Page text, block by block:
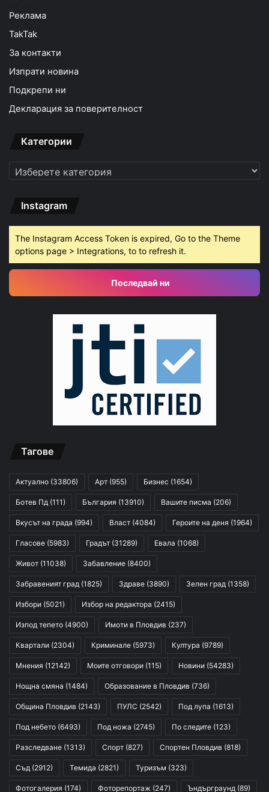
Реклама
TakTak
За контакти
Изпрати новина
Подкрепи ни
Декларация за поверителност
Категории
Категории
Instagram
The Instagram Access Token is expired, Go to the Theme
options page > Integrations, to to refresh it.
Последвай ни
Тагове
Актуално (33806) Арт (955) Бизнес (1654)
Ботев Пд (111) България (13910) Вашите писма (206)
Вкусът на града (994) Власт (4084) Героите на деня (1964)
Гласове (5983) Градът (31289) Евала (1068)
Живот (11038) Забавление (8400)
Забравеният град (1825) Здраве (3890) Зелен град (1358)
Избори (5021) Избор на редактора (2415)
Изпод тепето (4900) Имоти в Пловдив (237)
Квартали (2304) Криминале (5973) Култура (9789)
Мнения (12142) Моите отговори (115) Новини (54283)
Нощна смяна (1484) Образование в Пловдив (736)
Община Пловдив (2143) ПУЛС (2542) Под лупа (1613)
Под небето (6493) Под ножа (2745) По следите (123)
Разследване (1313) Спорт (827) Спортен Пловдив (818)
Съд (2912) Темида (2821) Туризъм (323)
Фотогалерия (174) Фоторепортаж (247) Ъндърграунд (89)